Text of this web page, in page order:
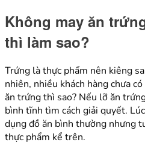
Không may ăn
thì làm sao?
Trứng là thực phẩm nên kiêng
nhiên, nhiều khách hàng chưa
ăn trứng thì sao? Nếu lỡ ăn
bình tĩnh tìm cách giải quyết.
dụng đồ ăn bình thường nhưng
thực phẩm kể trên.